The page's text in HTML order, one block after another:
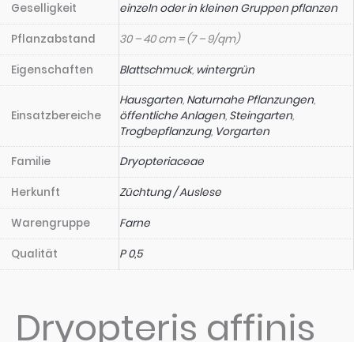
Geselligkeit einzeln oder in kleinen Gruppen pflanzen
Pflanzabstand 30 – 40 cm = (7 – 9/qm)
Eigenschaften Blattschmuck, wintergrün
Einsatzbereiche
Hausgarten, Naturnahe Pflanzungen,
öffentliche Anlagen, Steingarten,
Trogbepflanzung, Vorgarten
Familie
Dryopteriaceae
Herkunft Züchtung / Auslese
Warengruppe Farne
Qualität P 0,5
Dryopteris affinis